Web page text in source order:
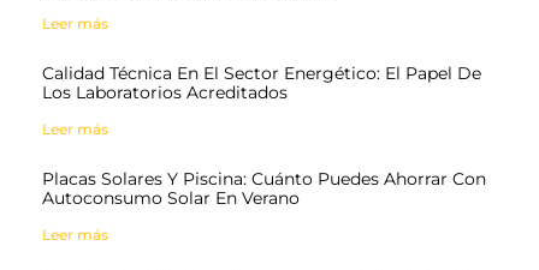
Leer más
Calidad Técnica En El Sector Energético: El Papel De
Los Laboratorios Acreditados
Leer más
Placas Solares Y Piscina: Cuánto Puedes Ahorrar Con
Autoconsumo Solar En Verano
Leer más